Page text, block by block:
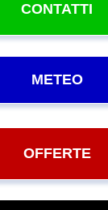
CONTATTI
METEO
OFFERTE